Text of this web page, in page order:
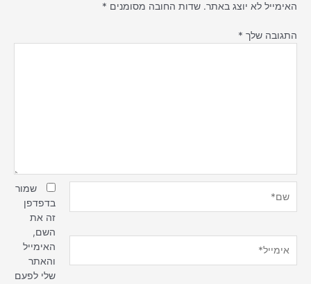
האימייל לא יוצג באתר. שדות החובה מסומנים *
התגובה שלך *
שמור
בדפדפן
זה את
השם,
האימייל
והאתר
שלי לפעם